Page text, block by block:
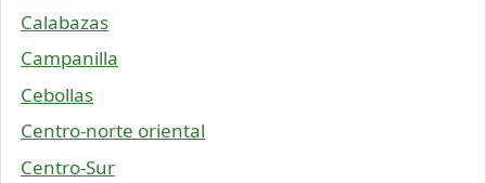
Calabazas
Campanilla
Cebollas
Centro-norte oriental
Centro-Sur